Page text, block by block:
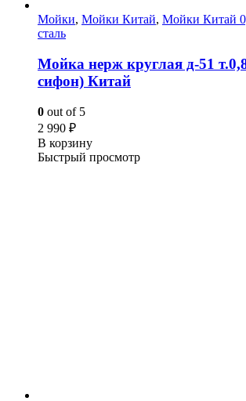
Мойки, Мойки Китай, Мойки Китай
сталь
Мойка нерж круглая д-51
сифон) Китай
0 out of 5
2 990 ₽
В корзину
Быстрый просмотр